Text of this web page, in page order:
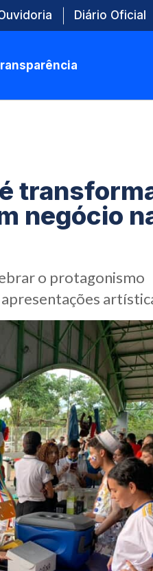
Diário Oficial
negócio
o protagonismo